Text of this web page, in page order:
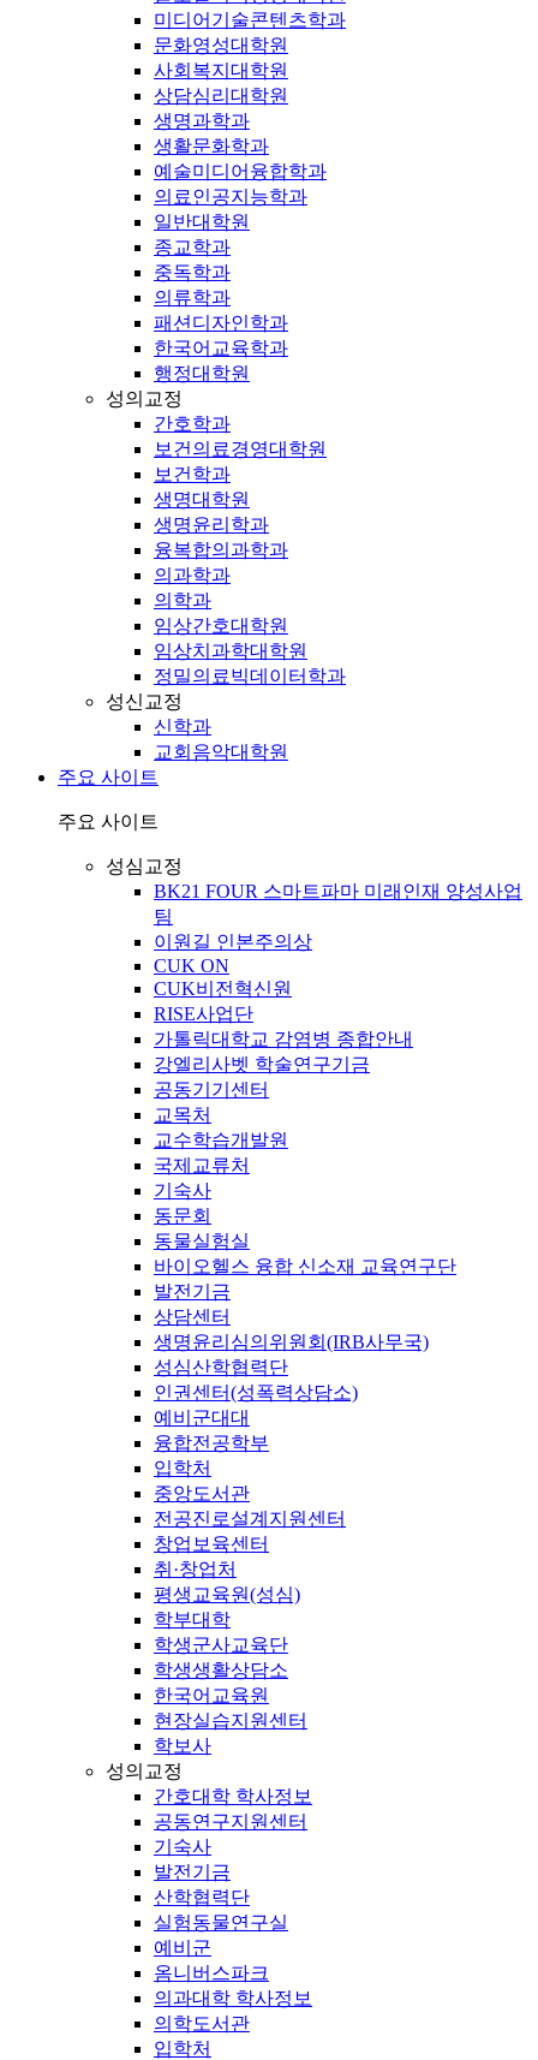
미디어기술콘텐츠학과
문화영성대학원
사회복지대학원
상담심리대학원
생명과학과
생활문화학과
예술미디어융합학과
의료인공지능학과
일반대학원
종교학과
중독학과
의류학과
패션디자인학과
한국어교육학과
행정대학원
성의교정
간호학과
보건의료경영대학원
보건학과
생명대학원
생명윤리학과
융복합의과학과
의과학과
의학과
임상간호대학원
임상치과학대학원
정밀의료빅데이터학과
성신교정
신학과
교회음악대학원
주요 사이트
주요 사이트
성심교정
BK21 FOUR 스마트파마 미래인재 양성사업
팀
이원길 인본주의상
CUK ON
CUK비전혁신원
RISE사업단
가톨릭대학교 감염병 종합안내
강엘리사벳 학술연구기금
공동기기센터
교목처
교수학습개발원
국제교류처
기숙사
동문회
동물실험실
바이오헬스 융합 신소재 교육연구단
발전기금
상담센터
생명윤리심의위원회(IRB사무국)
성심산학협력단
인권센터(성폭력상담소)
예비군대대
융합전공학부
입학처
중앙도서관
전공진로설계지원센터
창업보육센터
취·창업처
평생교육원(성심)
학부대학
학생군사교육단
학생생활상담소
한국어교육원
현장실습지원센터
학보사
성의교정
간호대학 학사정보
공동연구지원센터
기숙사
발전기금
산학협력단
실험동물연구실
예비군
옴니버스파크
의과대학 학사정보
의학도서관
입학처